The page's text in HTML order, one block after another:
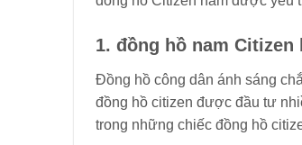
1. đồng hồ nam Citizen
Đồng hồ công dân ánh sáng
đồng hồ citizen được đầu tư
trong những chiếc đồng hồ